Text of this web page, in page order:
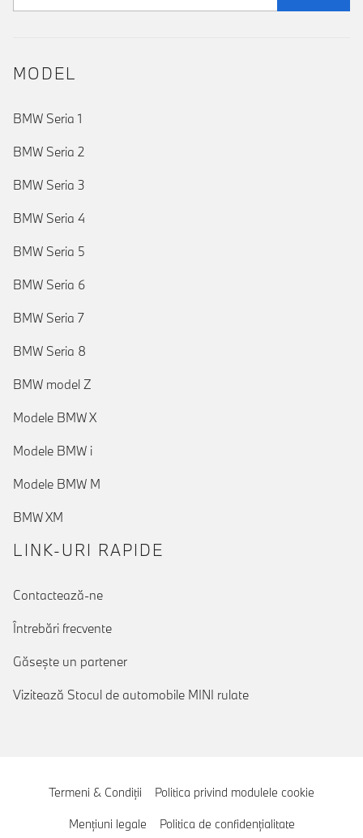
MODEL
BMW Seria 1
BMW Seria 2
BMW Seria 3
BMW Seria 4
BMW Seria 5
BMW Seria 6
BMW Seria 7
BMW Seria 8
BMW model Z
Modele BMW X
Modele BMW i
Modele BMW M
BMW XM
LINK-URI RAPIDE
Contactează-ne
Întrebări frecvente
Găseşte un partener
Vizitează Stocul de automobile MINI rulate
Termeni & Condiţii Politica privind modulele cookie
Menţiuni legale Politica de confidenţialitate